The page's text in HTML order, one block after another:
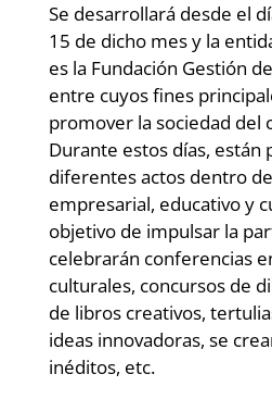
Se desarrollará desde el
15 de dicho mes y la
es la Fundación Gestión
entre cuyos fines
promover la sociedad del
Durante estos días, están
diferentes actos dentro
empresarial, educativo y
objetivo de impulsar la
celebrarán conferencias
culturales, concursos de
de libros creativos,
ideas innovadoras, se
inéditos, etc.